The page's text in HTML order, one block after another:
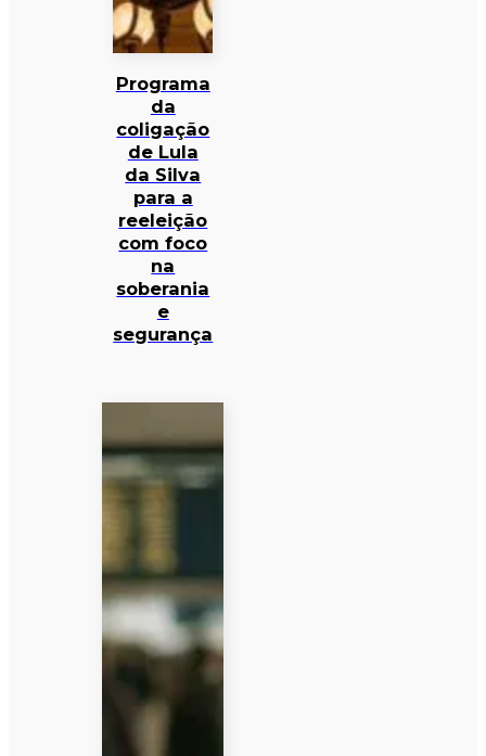
Programa
da
coligação
de Lula
da Silva
para a
reeleição
com foco
na
soberania
e
segurança